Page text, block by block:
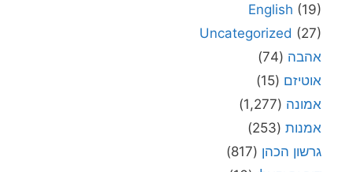
English (19)
Uncategorized (27)
אהבה (74)
אוטיזם (15)
אמונה (1,277)
אמנות (253)
גרשון הכהן (817)